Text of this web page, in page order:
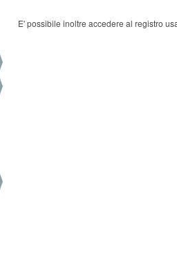
E' possibile inoltre accedere al registro